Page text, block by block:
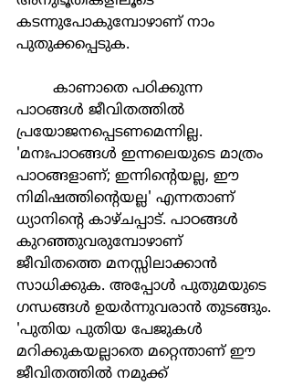
കടന്നുപോകുമ്പോഴാണ് നാം
പുതുക്കപ്പെടുക.
പാഠങ്ങള്‍ ജീവിതത്തില്‍
പ്രയോജനപ്പെടണമെന്നില്ല.
'മനഃപാഠങ്ങള്‍ ഇന്നലെയുടെ മാത്രം
പാഠങ്ങളാണ്; ഇന്നിന്‍റെയല്ല, ഈ
നിമിഷത്തിന്‍റെയല്ല' എന്നതാണ്
ധ്യാനിന്‍റെ കാഴ്ചപ്പാട്. പാഠങ്ങള്‍
കുറഞ്ഞുവരുമ്പോഴാണ്
ജീവിതത്തെ മനസ്സിലാക്കാന്‍
സാധിക്കുക. അപ്പോള്‍ പുതുമയുടെ
ഗന്ധങ്ങള്‍ ഉയര്‍ന്നുവരാന്‍ തുടങ്ങും.
'പുതിയ പുതിയ പേജുകള്‍
മറിക്കുകയല്ലാതെ മറ്റെന്താണ് ഈ
ജീവിതത്തില്‍ നമുക്ക്